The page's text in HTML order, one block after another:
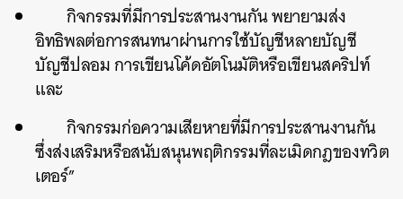
กิจกรรมที่มีการประสานงานกันพยายามส่ง
อิทธิพลต่อการสนทนาผ่านการใช้บัญชีหลายบัญชี
บัญชีปลอมการเขียนโค้ดอัตโนมัติหรือเขียนสคริปท์
และ
กิจกรรมก่อความเสียหายที่มีการประสานงานกัน
ซึ่งส่งเสริมหรือสนับสนุนพฤติกรรมที่ละเมิดกฎของทวิต
เตอร์”